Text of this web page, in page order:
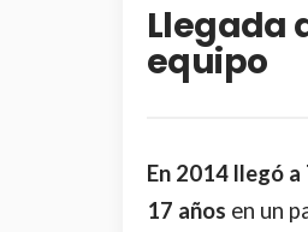
Llegada
equipo
En 2014 llegó a
17 años en un